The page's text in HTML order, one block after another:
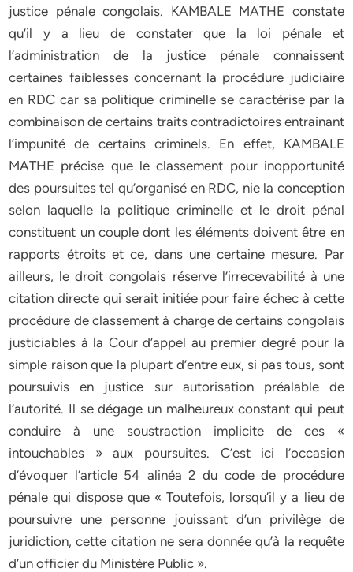
justice pénale congolais. KAMBALE MATHE constate
qu’il y a lieu de constater que la loi pénale et
l’administration de la justice pénale connaissent
certaines faiblesses concernant la procédure judiciaire
en RDC car sa politique criminelle se caractérise par la
combinaison de certains traits contradictoires entrainant
l’impunité de certains criminels. En effet, KAMBALE
MATHE précise que le classement pour inopportunité
des poursuites tel qu’organisé en RDC, nie la conception
selon laquelle la politique criminelle et le droit pénal
constituent un couple dont les éléments doivent être en
rapports étroits et ce, dans une certaine mesure. Par
ailleurs, le droit congolais réserve l’irrecevabilité à une
citation directe qui serait initiée pour faire échec à cette
procédure de classement à charge de certains congolais
justiciables à la Cour d’appel au premier degré pour la
simple raison que la plupart d’entre eux, si pas tous, sont
poursuivis en justice sur autorisation préalable de
l’autorité. Il se dégage un malheureux constant qui peut
conduire à une soustraction implicite de ces «
intouchables » aux poursuites. C’est ici l’occasion
d’évoquer l’article 54 alinéa 2 du code de procédure
pénale qui dispose que « Toutefois, lorsqu’il y a lieu de
poursuivre une personne jouissant d’un privilège de
juridiction, cette citation ne sera donnée qu’à la requête
d’un officier du Ministère Public ».